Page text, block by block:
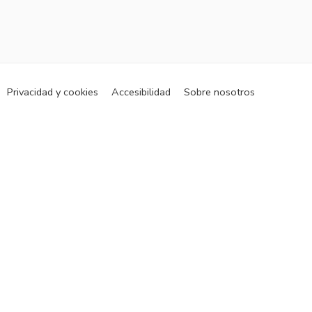
Privacidad y cookies Accesibilidad Sobre nosotros